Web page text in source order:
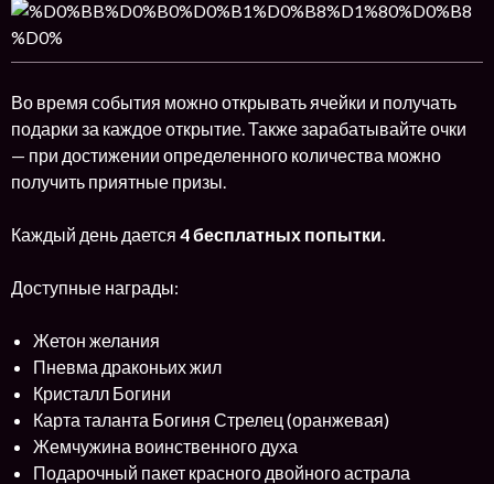
Во время события можно открывать ячейки и получать
подарки за каждое открытие. Также зарабатывайте очки
— при достижении определенного количества можно
получить приятные призы.
Каждый день дается 4 бесплатных попытки.
Доступные награды:
Жетон желания
Пневма драконьих жил
Кристалл Богини
Карта таланта Богиня Стрелец (оранжевая)
Жемчужина воинственного духа
Подарочный пакет красного двойного астрала